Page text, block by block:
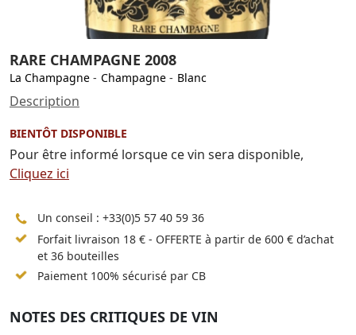
RARE CHAMPAGNE 2008
La Champagne - Champagne - Blanc
Description
BIENTÔT DISPONIBLE
Pour être informé lorsque ce vin sera disponible,
Cliquez ici
Un conseil : +33(0)5 57 40 59 36
Forfait livraison 18 € - OFFERTE à partir de 600 € d’achat
et 36 bouteilles
Paiement 100% sécurisé par CB
NOTES DES CRITIQUES DE VIN